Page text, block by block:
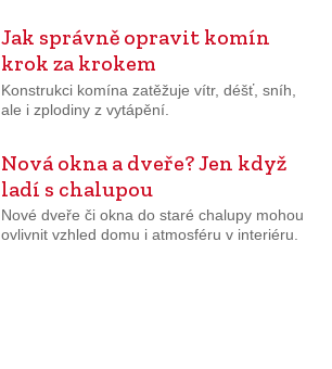
Jak správně opravit komín
krok za krokem
Konstrukci komína zatěžuje vítr, déšť, sníh,
ale i zplodiny z vytápění.
Nová okna a dveře? Jen když
ladí s chalupou
Nové dveře či okna do staré chalupy mohou
ovlivnit vzhled domu i atmosféru v interiéru.